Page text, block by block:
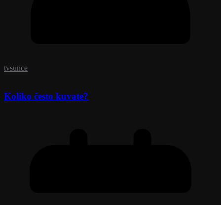
tvsunce
Koliko često kuvate?